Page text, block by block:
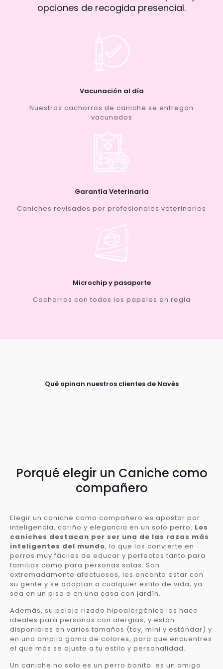
opciones de recogida presencial.
Vacunación al día
Nuestros cachorros de caniche se entregan
vacunados
Garantía Veterinaria
Caniches revisados por profesionales veterinarios
Microchip y pasaporte
Cachorros con todos los papeles en regla
Qué opinan nuestros clientes de Navès
Porqué elegir un Caniche como
compañero
Elegir un caniche como compañero es apostar por
inteligencia, cariño y elegancia en un solo perro. Los
caniches destacan por ser una de las razas más
inteligentes del mundo, lo que los convierte en
perros muy fáciles de educar y perfectos tanto para
familias como para personas solas. Son
extremadamente afectuosos, les encanta estar con
su gente y se adaptan a cualquier estilo de vida, ya
sea en un piso o en una casa con jardín.
Además, su pelaje rizado hipoalergénico los hace
ideales para personas con alergias, y están
disponibles en varios tamaños (toy, mini y estándar) y
en una amplia gama de colores, para que encuentres
el que más se ajuste a tu estilo y personalidad.
Un caniche no solo es un perro bonito: es un amigo